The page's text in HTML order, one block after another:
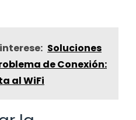
Soluciones
de Conexión:
al WiFi